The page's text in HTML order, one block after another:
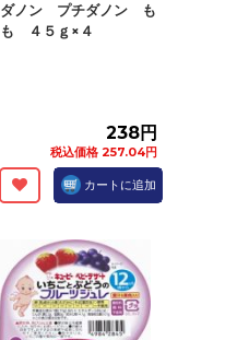
ダノン プチダノン も
も ４５ｇ×４
238円
税込価格 257.04円
カートに追加